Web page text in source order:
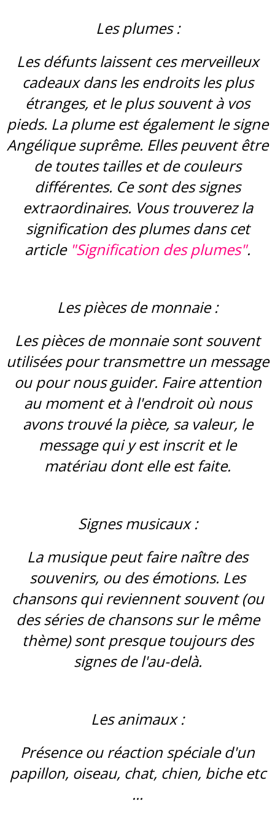
Les plumes :
Les défunts laissent ces merveilleux
cadeaux dans les endroits les plus
étranges, et le plus souvent à vos
pieds. La plume est également le signe
Angélique suprême. Elles peuvent être
de toutes tailles et de couleurs
différentes. Ce sont des signes
extraordinaires. Vous trouverez la
signification des plumes dans cet
article "Signification des plumes".
Les pièces de monnaie :
Les pièces de monnaie sont souvent
utilisées pour transmettre un message
ou pour nous guider. Faire attention
au moment et à l'endroit où nous
avons trouvé la pièce, sa valeur, le
message qui y est inscrit et le
matériau dont elle est faite.
Signes musicaux :
La musique peut faire naître des
souvenirs, ou des émotions. Les
chansons qui reviennent souvent (ou
des séries de chansons sur le même
thème) sont presque toujours des
signes de l'au-delà.
Les animaux :
Présence ou réaction spéciale d'un
papillon, oiseau, chat, chien, biche etc
...